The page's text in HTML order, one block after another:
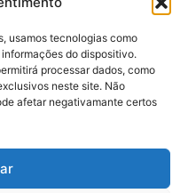
usamos tecnologias como
do dispositivo.
processar dados, como
neste site. Não
afetar negativamante certos